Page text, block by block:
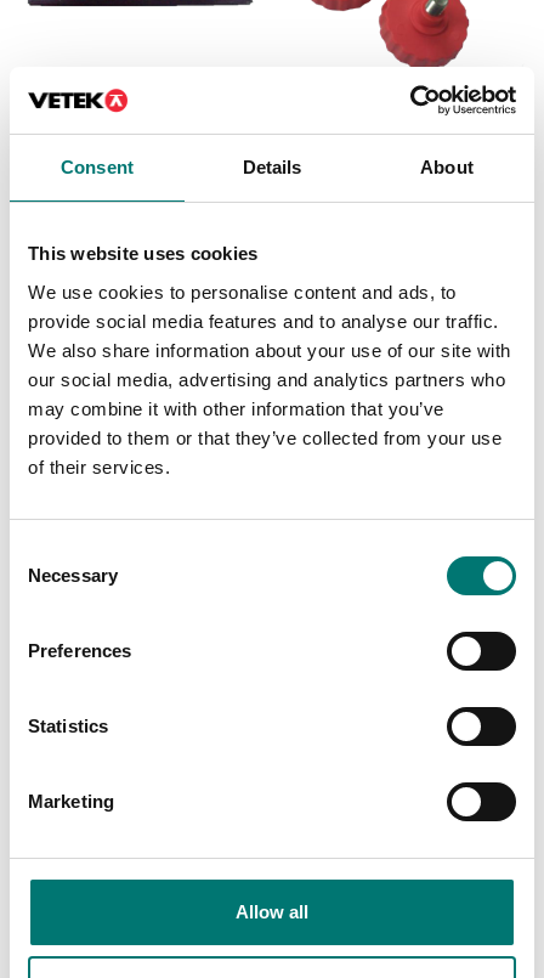
Consent Details About
This website uses cookies
We use cookies to personalise content and ads, to
provide social media features and to analyse our traffic.
We also share information about your use of our site with
our social media, advertising and analytics partners who
may combine it with other information that you’ve
provided to them or that they’ve collected from your use
of their services.
Selection
Necessary
Preferences
Statistics
Marketing
Allow all
Golvvågar
Batteri till Ohaus T31
Artikelnr: T31-Battery
Fötter 4 st till Ohaus
Artikelnr: Valor-Feet
ISO 17025 kalibrering
Finns i flera varianter
rak för Ohaus-vågar